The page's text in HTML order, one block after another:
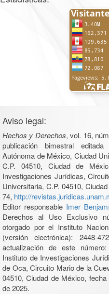
Aviso legal:
Hechos y Derechos, vol. 16,
publicación bimestral
Autónoma de México, Ciudad
C.P. 04510, Ciudad de
Investigaciones Jurídicas,
Universitaria, C.P. 04510,
74, http://
Editor responsable Imer
Derechos al Uso Exclusivo
otorgado por el Instituto
(versión electrónica): 2448-
actualización de este
Instituto de Investigaciones
de Oca, Circuito Mario de la
04510, Ciudad de México,
de 2025.